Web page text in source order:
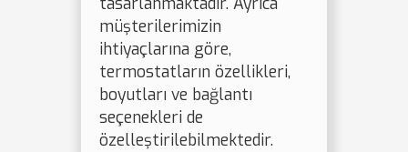
müşterilerimizin
ihtiyaçlarına göre,
termostatların özellikleri,
boyutları ve bağlantı
seçenekleri de
özelleştirilebilmektedir.